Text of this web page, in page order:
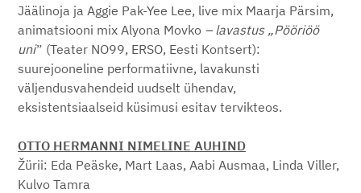
Jäälinoja ja Aggie Pak-Yee Lee, live mix Maarja Pärsim,
animatsiooni mix Alyona Movko – lavastus „Pööriöö
uniˮ (Teater NO99, ERSO, Eesti Kontsert):
suurejooneline performatiivne, lavakunsti
väljendusvahendeid uudselt ühendav,
eksistentsiaalseid küsimusi esitav tervikteos.
OTTO HERMANNI NIMELINE AUHIND
Žürii: Eda Peäske, Mart Laas, Aabi Ausmaa, Linda Viller,
Kulvo Tamra